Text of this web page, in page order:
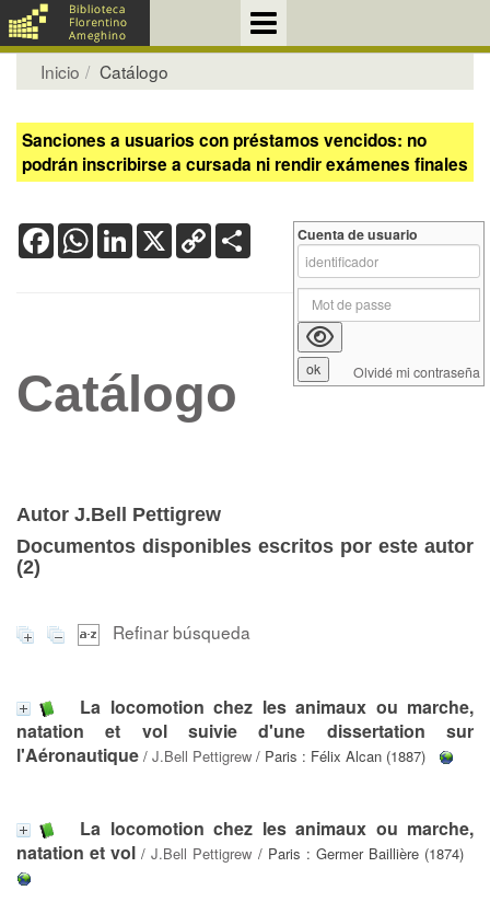
Inicio Catálogo
Sanciones a usuarios con préstamos vencidos: no
podrán inscribirse a cursada ni rendir exámenes finales
FacebookWhatsApp
LinkedIn
X Copy
Link
Catálogo
Autor J.Bell Pettigrew
Documentos disponibles escritos por este autor
(2)
Refinar búsqueda
La locomotion chez les animaux ou marche,
natation et vol suivie d'une dissertation sur
l'Aéronautique / J.Bell Pettigrew / Paris : Félix Alcan (1887)
La locomotion chez les animaux ou marche,
natation et vol /J.Bell Pettigrew / Paris : Germer Baillière (1874)
Cuenta de usuario
Olvidé mi contraseña